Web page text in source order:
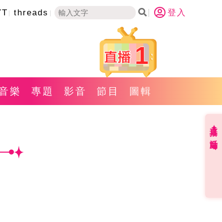
threads 登入
1
樂 專題 影音 節目 圖輯
直播✦活動